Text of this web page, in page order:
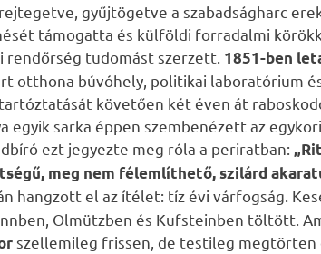
gyűjtögetve a szabadságharc
támogatta és külföldi forradalmi
rendőrség tudomást szerzett. 1851-ben
otthona búvóhely, politikai laboratórium
követően két éven át
egyik sarka éppen szembenézett az
ezt jegyezte meg róla a periratban:
meg nem félemlíthető, szilárd
hangzott el az ítélet: tíz évi várfogság.
Olmützben és Kufsteinben töltött.
szellemileg frissen, de testileg megtörten